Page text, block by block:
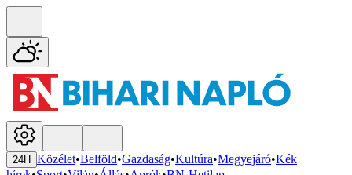
24H Közélet•Belföld•Gazdaság•Kultúra•Megyejáró•Kék